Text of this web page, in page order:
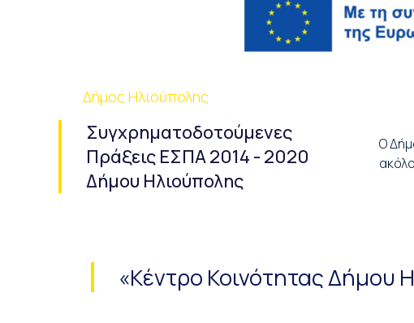
Δήμος Ηλιούπολης
Συγχρηματοδοτούμενες
Πράξεις ΕΣΠΑ 2014 - 2020
Δήμου Ηλιούπολης
Ο
«Κέντρο Κοινότητας Δήμου